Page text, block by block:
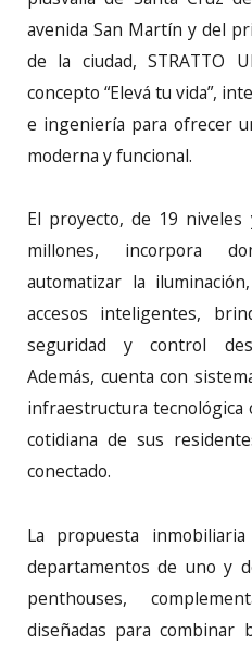
avenida San Martín y del
de la ciudad, STRATTO
concepto “Elevá tu vida”,
e ingeniería para ofrecer
moderna y funcional.
El proyecto, de 19
millones, incorpora
automatizar la
accesos inteligentes,
seguridad y control
Además, cuenta con
infraestructura tecnológica
cotidiana de sus
conectado.
La propuesta
departamentos de uno y
penthouses,
diseñadas para combinar